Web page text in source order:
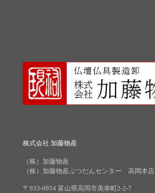
株式会社 加藤物産
（株）加藤物産
（株）加藤物産ぶつだんセンター 高岡本店
〒933-0954 富山県高岡市美幸町2-2-7